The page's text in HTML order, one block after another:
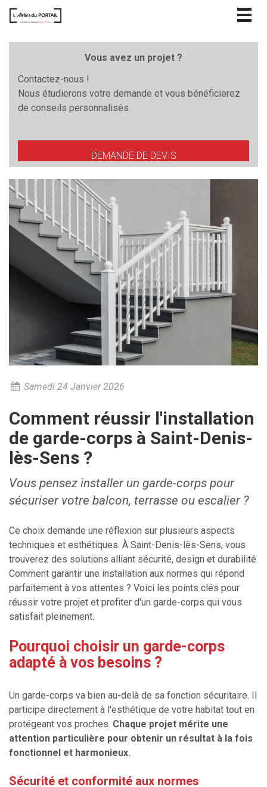
Vous avez un projet ?
Contactez-nous !
Nous étudierons votre demande et vous bénéficierez
de conseils personnalisés.
DEMANDE DE DEVIS
Samedi 24 Janvier 2026
Comment réussir l'installation
de garde-corps à Saint-Denis-
lès-Sens ?
Vous pensez installer un garde-corps pour
sécuriser votre balcon, terrasse ou escalier ?
Ce choix demande une réflexion sur plusieurs aspects
techniques et esthétiques. À Saint-Denis-lès-Sens, vous
trouverez des solutions alliant sécurité, design et durabilité.
Comment garantir une installation aux normes qui répond
parfaitement à vos attentes ? Voici les points clés pour
réussir votre projet et profiter d'un garde-corps qui vous
satisfait pleinement.
Pourquoi choisir un garde-corps
adapté à vos besoins ?
Un garde-corps va bien au-delà de sa fonction sécuritaire. Il
participe directement à l'esthétique de votre habitat tout en
protégeant vos proches. Chaque projet mérite une
attention particulière pour obtenir un résultat à la fois
fonctionnel et harmonieux.
Sécurité et conformité aux normes